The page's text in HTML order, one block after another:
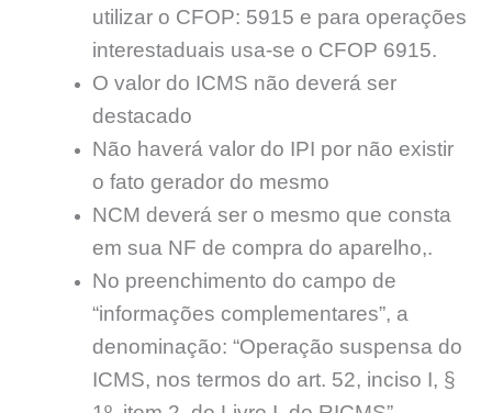
utilizar o CFOP: 5915 e para operações
interestaduais usa-se o CFOP 6915.
O valor do ICMS não deverá ser
destacado
Não haverá valor do IPI por não existir
o fato gerador do mesmo
NCM deverá ser o mesmo que consta
em sua NF de compra do aparelho,.
No preenchimento do campo de
“informações complementares”, a
denominação: “Operação suspensa do
ICMS, nos termos do art. 52, inciso I, §